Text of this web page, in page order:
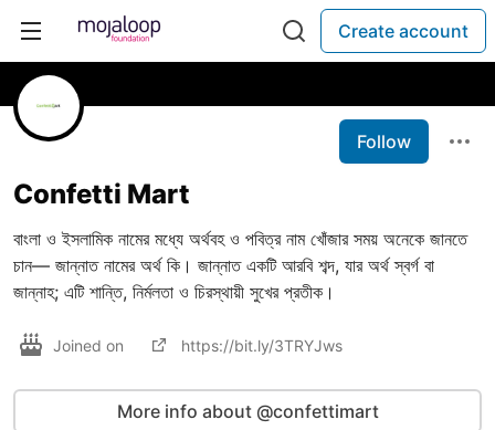
Create account
Follow
Confetti Mart
বাংলা ও ইসলামিক নামের মধ্যে অর্থবহ ও পবিত্র নাম খোঁজার সময় অনেকে জানতে
চান— জান্নাত নামের অর্থ কি। জান্নাত একটি আরবি শব্দ, যার অর্থ স্বর্গ বা
জান্নাহ; এটি শান্তি, নির্মলতা ও চিরস্থায়ী সুখের প্রতীক।
Joined on https://bit.ly/3TRYJws
More info about @confettimart